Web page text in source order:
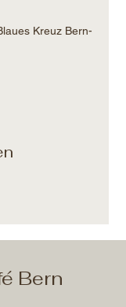
Kreuz Bern-
Bern